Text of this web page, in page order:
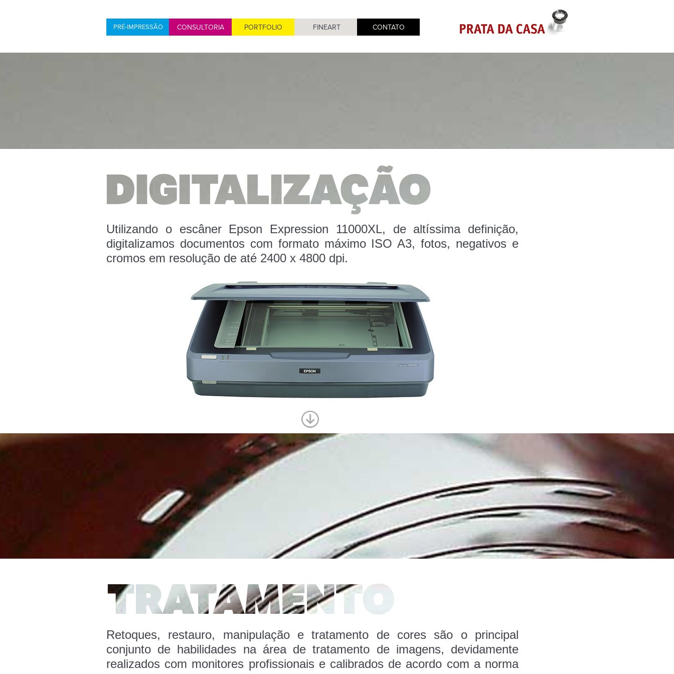
PRÉ-IMPRESSÃO CONSULTORIA PORTFOLIO CONTATO
FINEART
Utilizando o escâner Epson Expression 11000XL,
de altíssima definição,
digitalizamos documentos com formato máximo ISO A3, fotos, negativos e
cromos em resolução de até 2400 x 4800 dpi.
Retoques, restauro, manipulação e tratamento de cores são o principal
conjunto de habilidades na área de tratamento de imagens, devidamente
realizados com monitores profissionais e calibrados de acordo com a norma